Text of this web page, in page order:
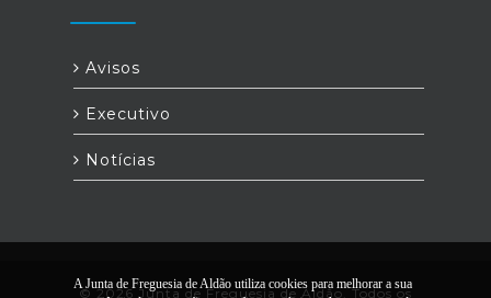
Avisos
Executivo
Notícias
© 2026 Junta de Freguesia de Aldão. Todos os
A Junta de Freguesia de Aldão utiliza cookies para melhorar a sua